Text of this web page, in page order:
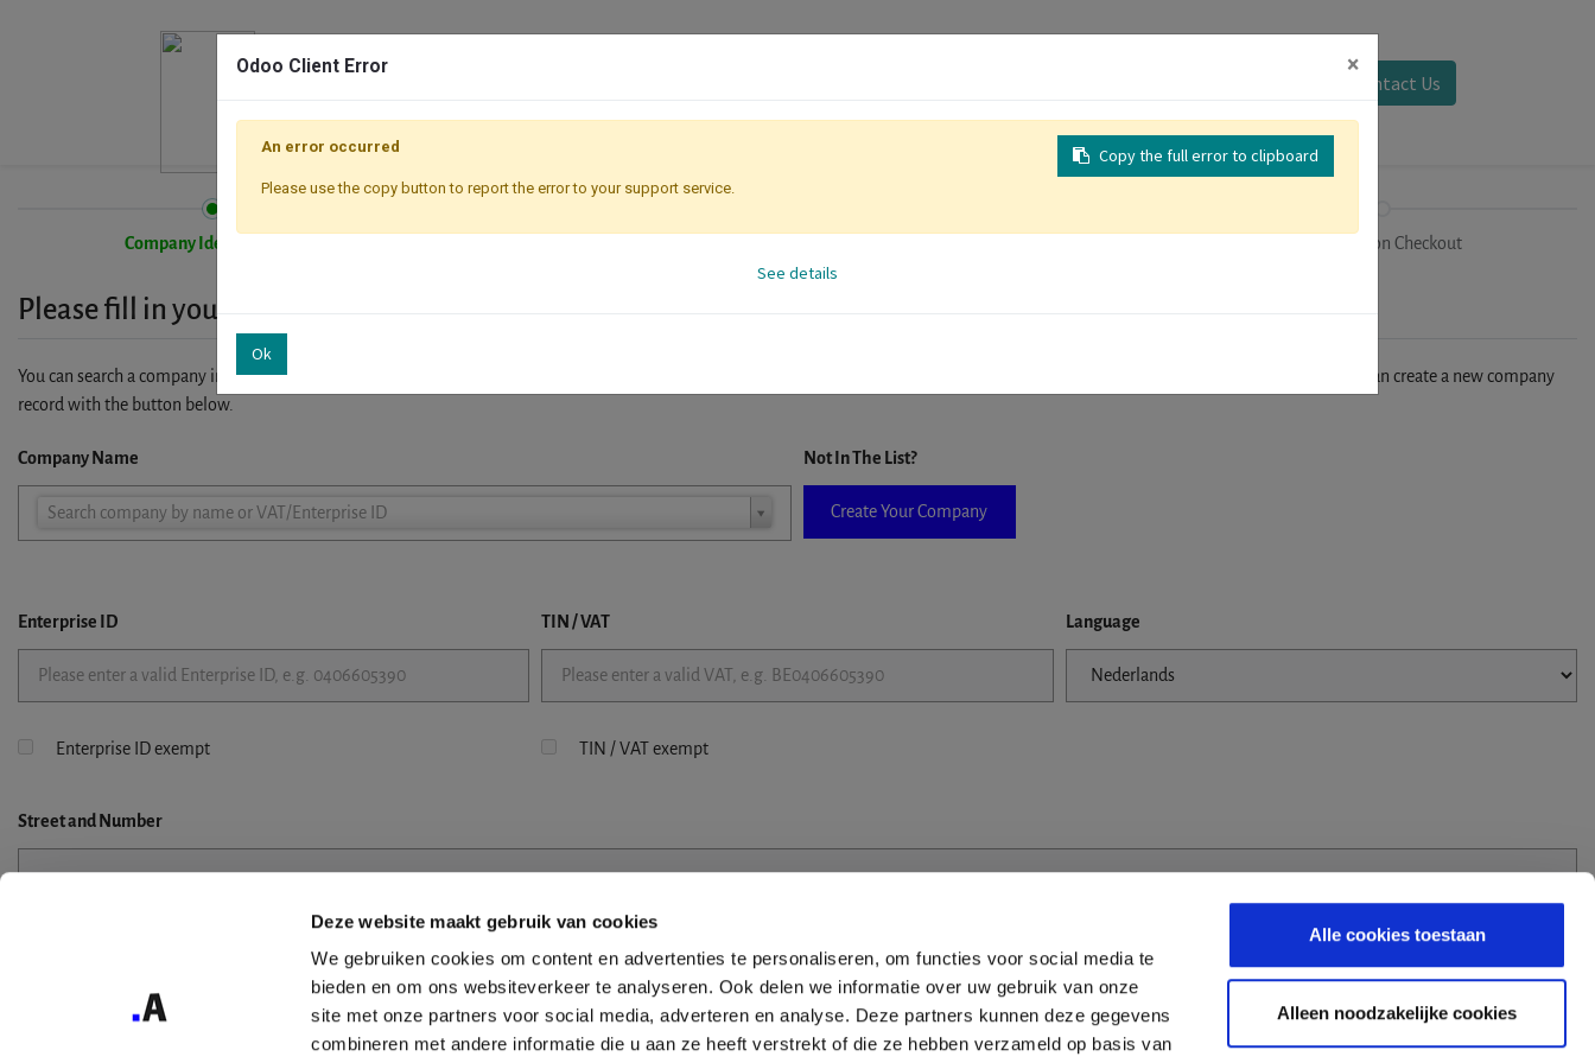
Deze website maakt gebruik van cookies
We gebruiken cookies om content en advertenties te personaliseren, om functies voor social media te
bieden en om ons websiteverkeer te analyseren. Ook delen we informatie over uw gebruik van onze
site met onze partners voor social media, adverteren en analyse. Deze partners kunnen deze gegevens
combineren met andere informatie die u aan ze heeft verstrekt of die ze hebben verzameld op basis van
Alle cookies toestaan
Alleen noodzakelijke cookies
Contact Us
Company Identification Registration Checkout
Please fill in your company details
You can search a company in our database by name, VAT or enterprise ID. When a company is selected it will auto-complete the form. If you don't find your company in our database, you can create a new company
record with the button below.
Company Name
Search company by name or VAT/Enterprise ID
Company
Not In The List?
Create Your Company
Enterprise ID TIN / VAT Language
Enterprise ID exempt TIN / VAT exempt
Streetand Number
Odoo Client Error ×
Copy the full error to clipboard
An error occurred
Please use the copy button to report the error to your support service.
See details
Ok